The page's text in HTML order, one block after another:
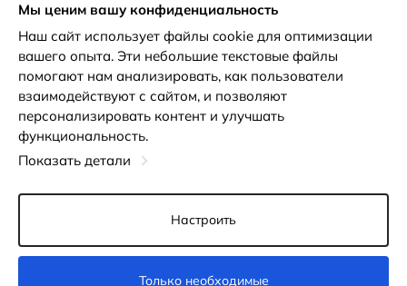
Rīga, Augusta Deglava 69d, LV-1082
О нас
Магазины
Доставка и оплата
Карты лояльности
Политика
конфиденциальности
Условия использования
Возврат товара
Настройки файлов cookie
Мы ценим вашу конфиденциальность
Наш сайт использует файлы cookie для оптимизации
вашего опыта. Эти небольшие текстовые файлы
помогают нам анализировать, как пользователи
взаимодействуют с сайтом, и позволяют
персонализировать контент и улучшать
функциональность.
Показать детали
Настроить
Только необходимые